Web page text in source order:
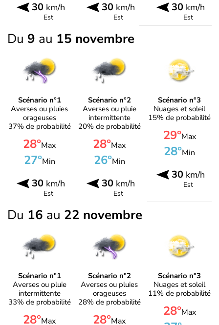
30km/h
Est
30km/h
Est
30 km/h
Est
Du 9 au 15 novembre
Scénario n°1
Averses ou pluies
orageuses
37% de probabilité
28°Max
27°Min
30km/h
Est
Scénario n°2
Averses ou pluie
intermittente
20% de probabilité
28°Max
26°Min
30km/h
Est
Scénario n°3
Nuages et soleil
15% de probabilité
29°Max
28°Min
30 km/h
Est
Du 16 au 22 novembre
Scénario n°1
Averses ou pluie
intermittente
33% de probabilité
28°Max
Scénario n°2
Averses ou pluies
orageuses
28% de probabilité
28°Max
Scénario n°3
Nuages et soleil
11% de probabilité
28°Max